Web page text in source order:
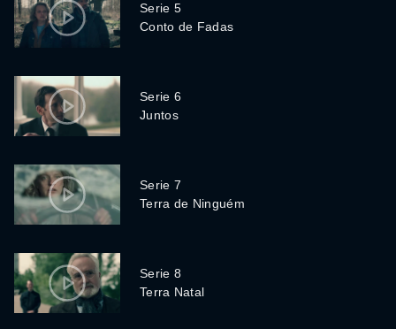
Serie 5
Conto de Fadas
Serie 6
Juntos
Serie 7
Terra de Ninguém
Serie 8
Terra Natal